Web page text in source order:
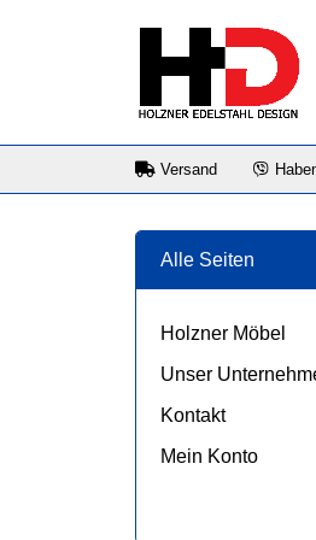
Versand
Alle Seiten
Holzner Möbel
Unser
Kontakt
Mein Konto